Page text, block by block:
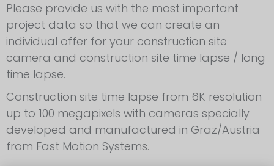
Please provide us with the most important
project data so that we can create an
individual offer for your construction site
camera and construction site time lapse / long
time lapse.
Construction site time lapse from 6K resolution
up to 100 megapixels with cameras specially
developed and manufactured in Graz/Austria
from Fast Motion Systems.